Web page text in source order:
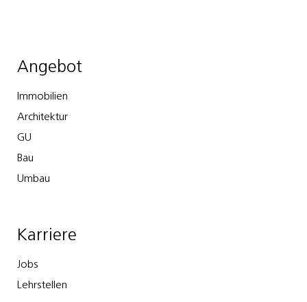
Angebot
Immobilien
Architektur
GU
Bau
Umbau
Karriere
Jobs
Lehrstellen